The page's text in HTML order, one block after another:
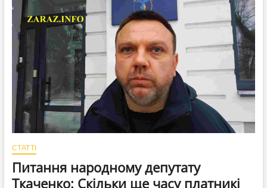
СТАТТІ
Питання народному депутату
Ткаченко: Скільки ще часу платникі